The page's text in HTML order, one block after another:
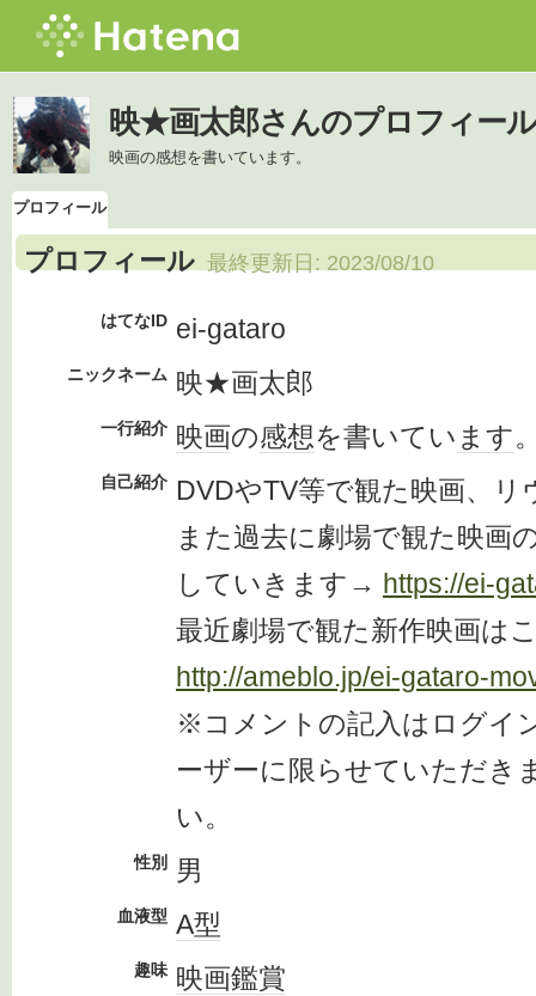
映★画太郎さんのプロフィール
映画の感想を書いています。
プロフィール
プロフィール 最終更新日: 2023/08/10
はてなID ei-gataro
ニックネーム 映★画太郎
一行紹介 映画の感想を書いてい ます
自己紹介 DVDやTV等で観た映画、
また過去に劇場で観た映画
していきます→ https://ei-
最近劇場で観た新作映画は
http://ameblo.jp/ei-gataro-
※コメントの記入はログイ
ーザーに限らせていただき
い。
性別 男
血液型 A型
趣味 映画鑑賞